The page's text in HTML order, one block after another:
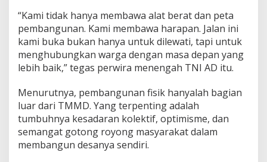
n
“Kami tidak hanya membawa alat berat dan peta
pembangunan. Kami membawa harapan. Jalan ini
kami buka bukan hanya untuk dilewati, tapi untuk
menghubungkan warga dengan masa depan yang
lebih baik,” tegas perwira menengah TNI AD itu.
Menurutnya, pembangunan fisik hanyalah bagian
luar dari TMMD. Yang terpenting adalah
tumbuhnya kesadaran kolektif, optimisme, dan
semangat gotong royong masyarakat dalam
membangun desanya sendiri.